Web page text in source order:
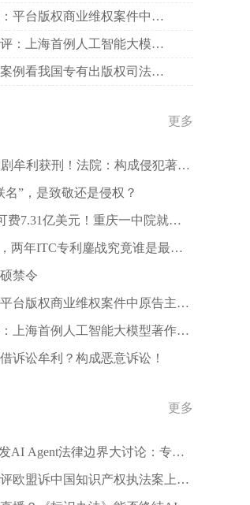
一审判决
与规制
更多
牟利获刑！法院：构成侵犯著作
”，是致敬还是侵权？
费7.31亿美元！重庆一中院就中
判决
两年ITC专利鏖战究竟谁是最终
禁令
台版权商业维权案件中原告主体
制
上海首例人工智能大模型著作权
诉讼牟利？构成恶意诉讼！
更多
AI Agent法律边界大讨论：专家
竞争秩序
欧盟诉中国知识产权执法案上诉